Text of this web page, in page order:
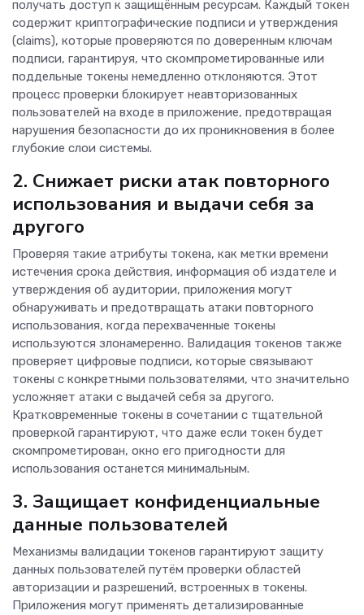
получать доступ к защищённым ресурсам. Каждый токен
содержит криптографические подписи и утверждения
(claims), которые проверяются по доверенным ключам
подписи, гарантируя, что скомпрометированные или
поддельные токены немедленно отклоняются. Этот
процесс проверки блокирует неавторизованных
пользователей на входе в приложение, предотвращая
нарушения безопасности до их проникновения в более
глубокие слои системы.
2. Снижает риски атак повторного
использования и выдачи себя за
другого
Проверяя такие атрибуты токена, как метки времени
истечения срока действия, информация об издателе и
утверждения об аудитории, приложения могут
обнаруживать и предотвращать атаки повторного
использования, когда перехваченные токены
используются злонамеренно. Валидация токенов также
проверяет цифровые подписи, которые связывают
токены с конкретными пользователями, что значительно
усложняет атаки с выдачей себя за другого.
Кратковременные токены в сочетании с тщательной
проверкой гарантируют, что даже если токен будет
скомпрометирован, окно его пригодности для
использования останется минимальным.
3. Защищает конфиденциальные
данные пользователей
Механизмы валидации токенов гарантируют защиту
данных пользователей путём проверки областей
авторизации и разрешений, встроенных в токены.
Приложения могут применять детализированные